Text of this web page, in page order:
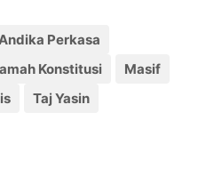
Perkasa
Konstitusi
Masif
Taj Yasin